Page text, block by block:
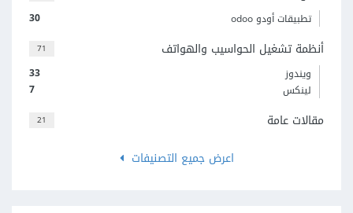
30 تطبيقات أودو odoo
71 أنظمة تشغيل الحواسيب والهواتف
33
ويندوز
7
لينكس
21
مقالات عامة
اعرض جميع التصنيفات